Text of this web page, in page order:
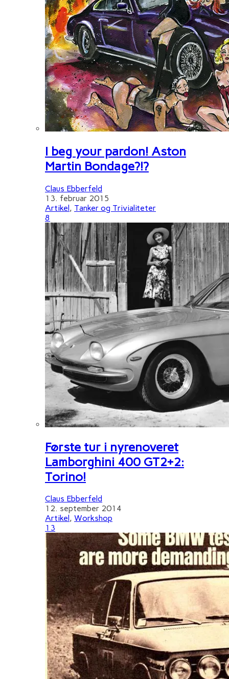
I beg your pardon! Aston
Martin Bondage?!?
Claus Ebberfeld
13. februar 2015
Artikel, Tanker og Trivialiteter
8
Første tur i nyrenoveret
Lamborghini 400 GT2+2:
Torino!
Claus Ebberfeld
12. september 2014
Artikel , Workshop
13